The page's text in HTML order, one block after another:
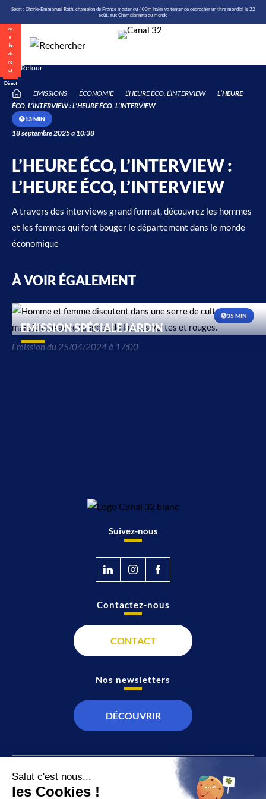
Aller
au
contenu
Sport : Charle-Emmanuel Roth, champion de France master du 400m haies va tenter de décrocher un titre mondial le 22
août, aux Championnats du monde
Direct
Retour
EMISSIONS ÉCONOMIE L’HEURE ÉCO, L’INTERVIEW
L’HEURE
ÉCO, L’INTERVIEW : L’HEURE ÉCO, L’INTERVIEW
/
13 MIN
18 septembre 2025 à 10:38
L’HEURE ÉCO, L’INTERVIEW :
L’HEURE ÉCO, L’INTERVIEW
A travers des interviews grand format, découvrez les hommes
et les femmes qui font bouger le département dans le monde
économique
À VOIR ÉGALEMENT
35 MIN
EMISSION SPÉCIALE JARDIN
Émission du 25/04/2024 à 17:00
Suivez-nous
JT
Contactez-nous
CONTACT
Nos newsletters
DÉCOUVRIR